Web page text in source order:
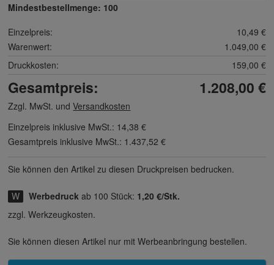
Mindestbestellmenge: 100
Einzelpreis:
10,49 €
Warenwert:
1.049,00 €
Druckkosten:
159,00 €
Gesamtpreis: 1.208,00 €
Zzgl. MwSt. undVersandkosten
Einzelpreis inklusive MwSt.: 14,38 €
Gesamtpreis inklusive MwSt.: 1.437,52 €
Sie können den Artikel zu diesen Druck­preisen bedrucken.
Werbedruck ab 100 Stück: 1,20 €/Stk.
zzgl. Werkzeugkosten.
Sie können diesen Artikel nur mit Werbeanbringung bestellen.